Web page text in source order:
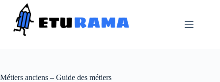
contenu
Métiers anciens – Guide des métiers